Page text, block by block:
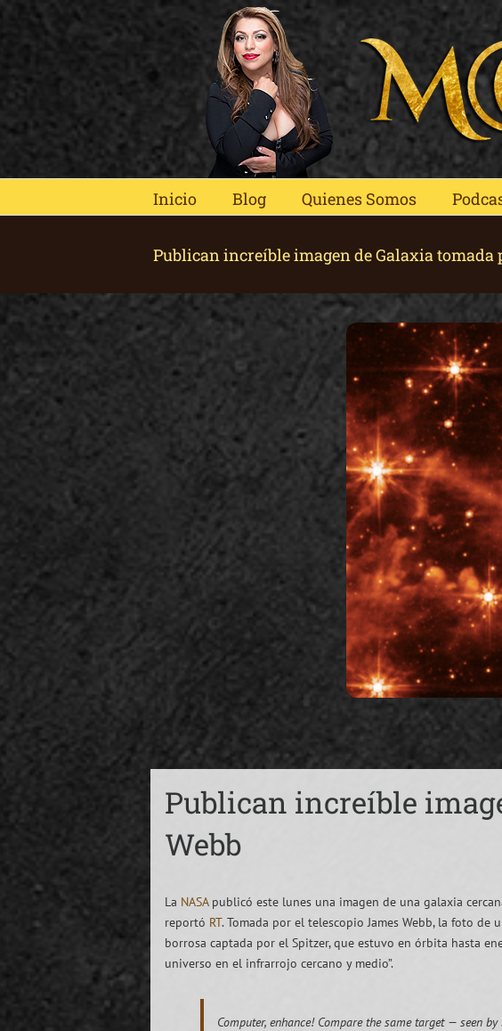
Inicio Blog Quienes Somos
Publican increíble imagen de Galaxia tomada
Publican increíble
Webb
La NASApublicó este lunes una imagen de una galaxia
reportó RT. Tomada por el telescopio James Webb, la foto
borrosa captada por el Spitzer, que estuvo en órbita hasta
universo en el infrarrojo cercano y medio”.
Computer, enhance! Compare the same target — seen